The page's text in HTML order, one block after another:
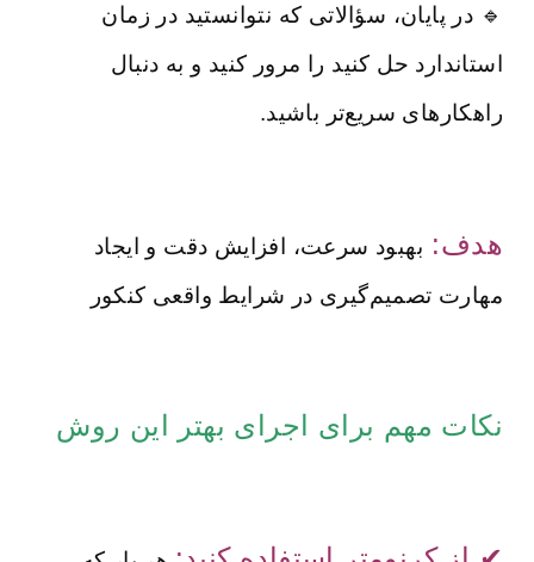
🔹 در پایان، سؤالاتی که نتوانستید در زمان
استاندارد حل کنید را مرور کنید و به دنبال
راهکارهای سریع‌تر باشید.
هدف: بهبود سرعت، افزایش دقت و ایجاد
مهارت تصمیم‌گیری در شرایط واقعی کنکور
نکات مهم برای اجرای بهتر این روش